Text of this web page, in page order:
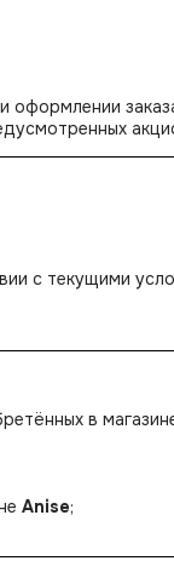
оформлении
с текущими
в
Anise;